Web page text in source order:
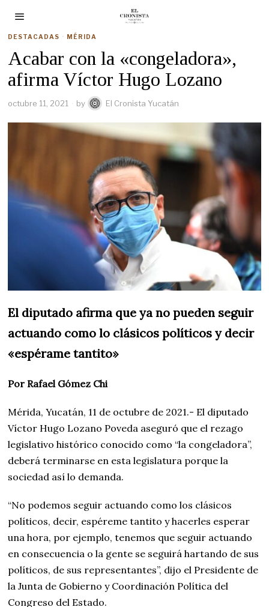
DESTACADAS · MÉRIDA
Acabar con la «congeladora»,
afirma Víctor Hugo Lozano
octubre 11, 2021 by El Cronista Yucatán
El diputado afirma que ya no pueden seguir
actuando como lo clásicos políticos y decir
«espérame tantito»
Por Rafael Gómez Chi
Mérida, Yucatán, 11 de octubre de 2021.- El diputado
Víctor Hugo Lozano Poveda aseguró que el rezago
legislativo histórico conocido como “la congeladora”,
deberá terminarse en esta legislatura porque la
sociedad así lo demanda.
“No podemos seguir actuando como los clásicos
políticos, decir, espéreme tantito y hacerles esperar
una hora, por ejemplo, tenemos que seguir actuando
en consecuencia o la gente se seguirá hartando de sus
políticos, de sus representantes”, dijo el Presidente de
la Junta de Gobierno y Coordinación Política del
Congreso del Estado.